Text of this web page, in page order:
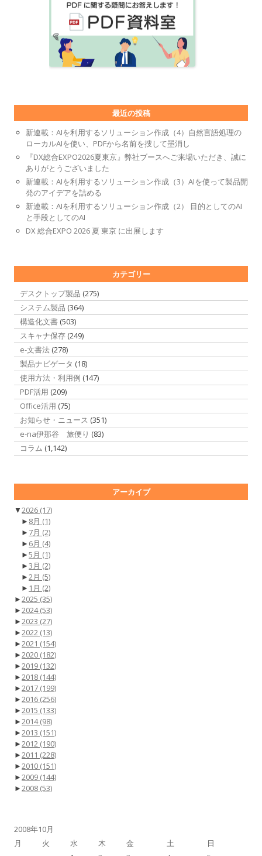
最近の投稿
新連載：AIを利用するソリューション作成（4）自然言語処理の
ローカルAIを使い、PDFから名前を捜して墨消し
『DX総合EXPO2026夏東京』弊社ブースへご来場いただき、誠に
ありがとうございました
新連載：AIを利用するソリューション作成（3）AIを使って製品開
発のアイデアを詰める
新連載：AIを利用するソリューション作成（2） 目的としてのAI
と手段としてのAI
DX 総合EXPO 2026 夏 東京 に出展します
カテゴリー
デスクトップ製品 (275)
システム製品 (364)
構造化文書 (503)
スキャナ保存 (249)
e-文書法 (278)
製品ナビゲータ (18)
使用方法・利用例 (147)
PDF活用 (209)
Office活用 (75)
お知らせ・ニュース (351)
e-na伊那谷 旅便り (83)
コラム (1,142)
アーカイブ
▼2026 (17)
► 8月 (1)
► 7月 (2)
► 6月 (4)
►5月 (1)
►3月 (2)
►2月 (5)
► 1月 (2)
►2025 (35)
►2024(53)
►2023 (27)
►2022 (13)
►2021 (154)
►2020 (182)
►2019 (132)
►2018 (144)
►2017 (199)
►2016 (256)
►2015 (133)
►2014(98)
►2013 (151)
►2012 (190)
►2011 (228)
►2010 (151)
►2009 (144)
►2008 (53)
2008年10月
月
火 水 木 金 土
日